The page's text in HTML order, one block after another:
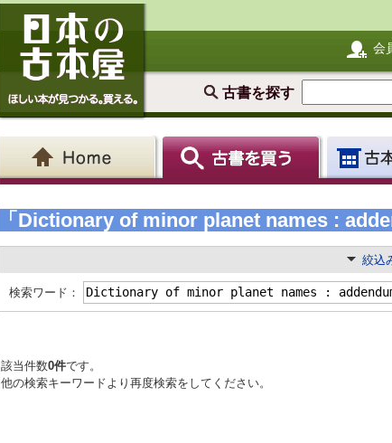
会
古書を探す
「Dictionary of minor planet names :
絞込
検索ワード：
該当件数0件です。
他の検索キーワードより再度検索をしてください。